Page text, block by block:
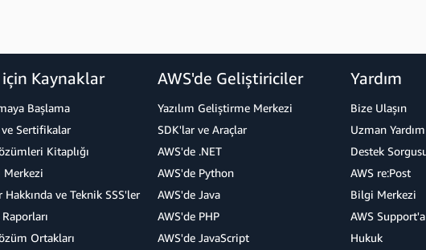
için Kaynaklar
Başlama
Sertifikalar
Kitaplığı
Hakkında ve Teknik SSS'ler
Ortakları
AWS'de Geliştiriciler
Yazılım Geliştirme Merkezi
SDK'lar ve Araçlar
AWS'de .NET
AWS'de Python
AWS'de Java
AWS'de PHP
AWS'de JavaScript
Yardım
Bize Ulaşın
Uzman
Destek
AWS re:Post
Bilgi Merkezi
AWS
Hukuk